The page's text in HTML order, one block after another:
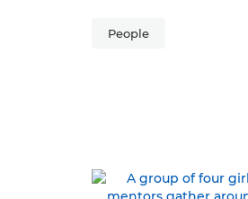
People